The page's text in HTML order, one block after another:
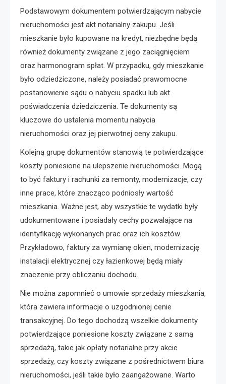
Podstawowym dokumentem potwierdzającym nabycie
nieruchomości jest akt notarialny zakupu. Jeśli
mieszkanie było kupowane na kredyt, niezbędne będą
również dokumenty związane z jego zaciągnięciem
oraz harmonogram spłat. W przypadku, gdy mieszkanie
było odziedziczone, należy posiadać prawomocne
postanowienie sądu o nabyciu spadku lub akt
poświadczenia dziedziczenia. Te dokumenty są
kluczowe do ustalenia momentu nabycia
nieruchomości oraz jej pierwotnej ceny zakupu.
Kolejną grupę dokumentów stanowią te potwierdzające
koszty poniesione na ulepszenie nieruchomości. Mogą
to być faktury i rachunki za remonty, modernizacje, czy
inne prace, które znacząco podniosły wartość
mieszkania. Ważne jest, aby wszystkie te wydatki były
udokumentowane i posiadały cechy pozwalające na
identyfikację wykonanych prac oraz ich kosztów.
Przykładowo, faktury za wymianę okien, modernizację
instalacji elektrycznej czy łazienkowej będą miały
znaczenie przy obliczaniu dochodu.
Nie można zapomnieć o umowie sprzedaży mieszkania,
która zawiera informacje o uzgodnionej cenie
transakcyjnej. Do tego dochodzą wszelkie dokumenty
potwierdzające poniesione koszty związane z samą
sprzedażą, takie jak opłaty notarialne przy akcie
sprzedaży, czy koszty związane z pośrednictwem biura
nieruchomości, jeśli takie było zaangażowane. Warto